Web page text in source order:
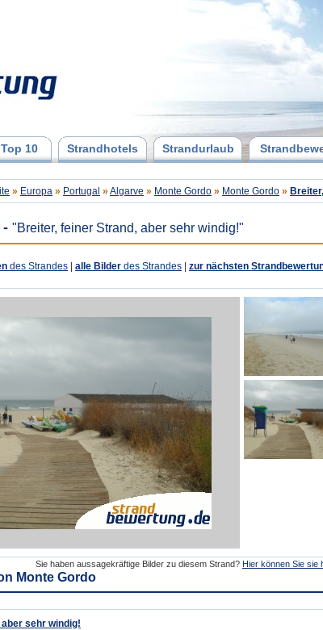
Top 10 Strandhotels Strandurlaub
» Europa » Portugal » Algarve » Monte Gordo » Monte Gordo »
- "Breiter, feiner Strand, aber sehr windig!"
des Strandes alle Bilder des Strandes zur nächsten
Sie haben aussagekräftige Bilder zu diesem Strand? Hier können Sie sie
Monte Gordo
sehr windig!